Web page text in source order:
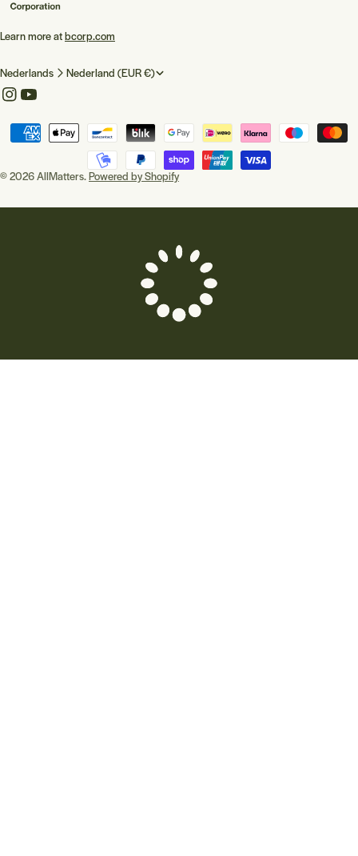
Learn more atbcorp.com
T
a
Nederlands
L
n
d
r
e
Nederland (EUR €)
Instagram
YouTube
© 2026AllMatters.Powered by Shopify
Betaalmethoden